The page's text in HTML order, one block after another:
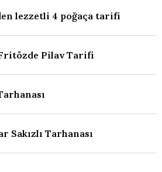
lezzetli 4 poğaça tarifi
Pilav Tarifi
Sakızlı Tarhanası